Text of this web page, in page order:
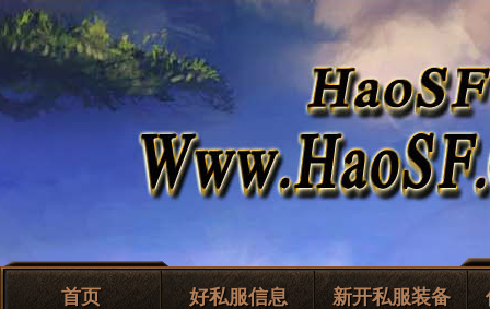
首页 好私服信息 新开私服装备